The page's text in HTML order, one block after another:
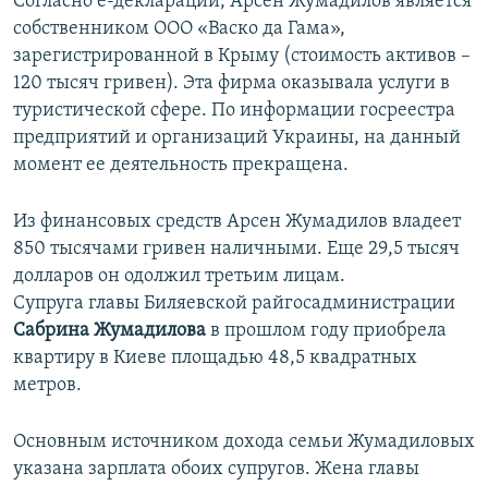
собственником ООО «Васко да Гама»,
зарегистрированной в Крыму (стоимость активов –
120 тысяч гривен). Эта фирма оказывала услуги в
туристической сфере. По информации госреестра
предприятий и организаций Украины, на данный
момент ее деятельность прекращена.
Из финансовых средств Арсен Жумадилов владеет
850 тысячами гривен наличными. Еще 29,5 тысяч
долларов он одолжил третьим лицам.
Супруга главы Биляевской райгосадминистрации
Сабрина Жумадилова в прошлом году приобрела
квартиру в Киеве площадью 48,5 квадратных
метров.
Основным источником дохода семьи Жумадиловых
указана зарплата обоих супругов. Жена главы